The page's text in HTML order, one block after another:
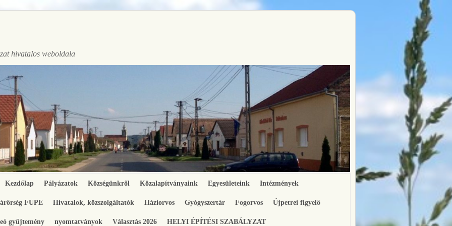
hivatalos weboldala
Kezdőlap Pályázatok Községünkről Közalapítványaink Egyesületeink Intézmények
FUPE Hivatalok, közszolgáltatók Háziorvos Gyógyszertár Fogorvos Újpetrei figyelő
gyűjtemény nyomtatványok Választás 2026 HELYI ÉPÍTÉSI SZABÁLYZAT